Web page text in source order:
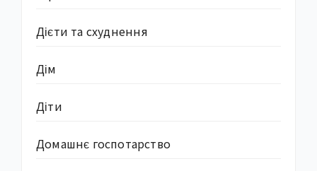
Дієти та схуднення
Дім
Діти
Домашнє госпотарство